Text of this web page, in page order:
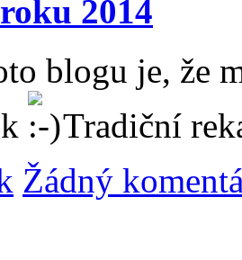
2014
blogu je, že
Tradiční
Žádný